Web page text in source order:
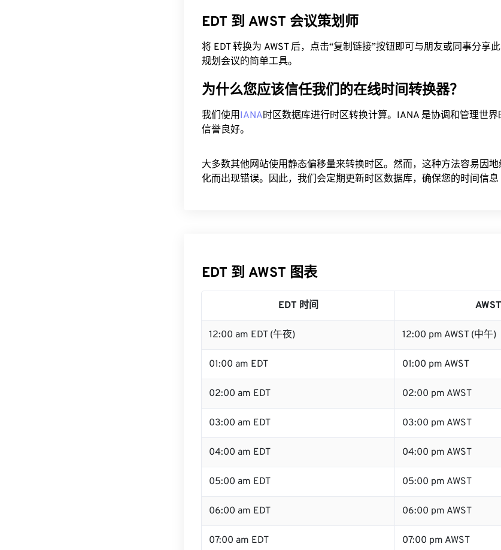
EDT 到 AWST 会议策划师
将 EDT 转换为 AWST 后，点击“复制链接”按钮即可与朋友或同事分享
规划会议的简单工具。
为什么您应该信任我们的在线时间转换器？
我们使用IANA时区数据库进行时区转换计算。IANA 是协调和管理世界
信誉良好。
大多数其他网站使用静态偏移量来转换时区。然而，这种方法容易因
化而出现错误。因此，我们会定期更新时区数据库，确保您的时间信息
EDT 到 AWST 图表
EDT 时间
12:00 am EDT (午夜) 12:00 pm AWST (中午)
01:00 am EDT 01:00 pm AWST
02:00 am EDT 02:00 pm AWST
03:00 am EDT 03:00 pm AWST
04:00 am EDT 04:00 pm AWST
05:00 am EDT 05:00 pm AWST
06:00 am EDT 06:00 pm AWST
07:00 am EDT 07:00 pm AWST